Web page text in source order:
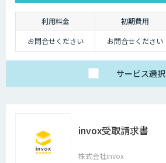
利用料金 初期費用
お問合せください
お問合せください
サービス選択
invox受取請求書
株式会社invox